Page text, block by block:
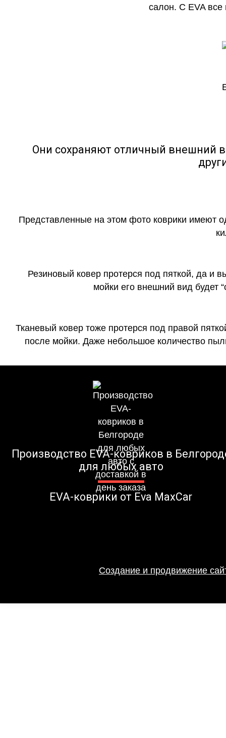
салон. С EVA все
Они сохраняют отличный внешний
Представленные на этом фото коврики имеют
Резиновый ковер протерся под пяткой, да и
мойки его внешний вид будет
Тканевый ковер тоже протерся под правой
после мойки. Даже небольшое количество
Производство EVA-ковриков в
для любых авто
EVA-коврики от Eva MaxCar
Создание и продвижение